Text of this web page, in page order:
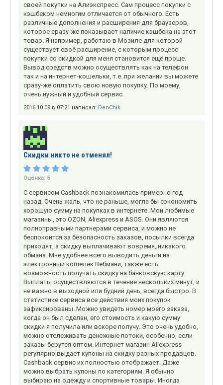
своей покупки на Алиэкспресс. Сам процесс покупки с
кэшбеком немногим отличается от обычного. Есть
различные дополнения и расширения для браузеров,
которое сразу-же показывает наличие кэшбека на этот
товар. Я например, работаю в Мозиле для которой
существует своё расширение, с которым процесс
покупки со скидкой для меня становится ещё проще.
Вывод средств можно осуществлять как на телефон
так и на интернет-кошельки, т.е. при желании вы можете
сразу-же оплатить свою новую покупку. По моему,
очень нужный и удобный сервис.
2016.10.09 в 07:21 написал: DenChik
Скидки никто не отменял!
Оценка: 5
С сервисом Cashback познакомилась примерно год
назад. Очень жаль, что не раньше, могла бы сэкономить
хорошую сумму на покупках в интернете. Мои любимые
магазины, это OZON, Aliexpress и ASOS. Они являются
полноправными партнерами сервиса, и можно не
беспокоится за безопасность заказов, посылки всегда
приходят, а скидку выплачивают вовремя, никакого
обмана. Мне удобнее всего выводить деньги на
электронный кошелек Вебмани, также есть
возможность получать скидку на банковскую карту.
Выплаты осуществляются в течение нескольких минут, и
не важно в выходной или будний день, всегда быстро. В
статистике сервиса все действия моих покупок
зафиксированы. Можно увидеть номер моего заказа,
когда он был сделан, его стоимость и какую сумму
скидки я получила или вскоре получу. Это очень удобно,
можно отслеживать денежные потоки, особенно, если
заказы берутся оптом. Интернет магазин Aliexpress
регулярно выдает купоны на скидку разных продавцов.
Cashback сервис их полностью отображает. Даже
можно выбрать купоны по категориям. Я обычно
выбираю на одежду и спортивные товары. Иногда